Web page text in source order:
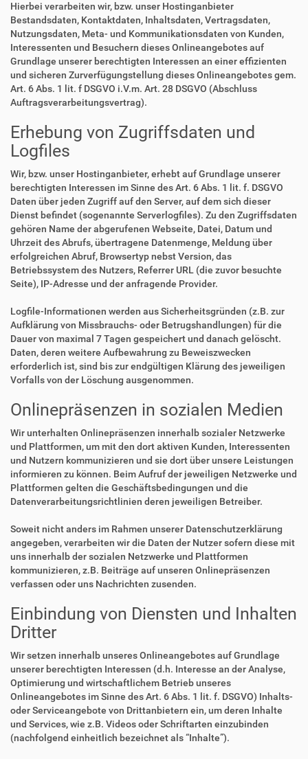
Hierbei verarbeiten wir, bzw. unser Hostinganbieter
Bestandsdaten, Kontaktdaten, Inhaltsdaten, Vertragsdaten,
Nutzungsdaten, Meta- und Kommunikationsdaten von Kunden,
Interessenten und Besuchern dieses Onlineangebotes auf
Grundlage unserer berechtigten Interessen an einer effizienten
und sicheren Zurverfügungstellung dieses Onlineangebotes gem.
Art. 6 Abs. 1 lit. f DSGVO i.V.m. Art. 28 DSGVO (Abschluss
Auftragsverarbeitungsvertrag).
Erhebung von Zugriffsdaten und
Logfiles
Wir, bzw. unser Hostinganbieter, erhebt auf Grundlage unserer
berechtigten Interessen im Sinne des Art. 6 Abs. 1 lit. f. DSGVO
Daten über jeden Zugriff auf den Server, auf dem sich dieser
Dienst befindet (sogenannte Serverlogfiles). Zu den Zugriffsdaten
gehören Name der abgerufenen Webseite, Datei, Datum und
Uhrzeit des Abrufs, übertragene Datenmenge, Meldung über
erfolgreichen Abruf, Browsertyp nebst Version, das
Betriebssystem des Nutzers, Referrer URL (die zuvor besuchte
Seite), IP-Adresse und der anfragende Provider.
Logfile-Informationen werden aus Sicherheitsgründen (z.B. zur
Aufklärung von Missbrauchs- oder Betrugshandlungen) für die
Dauer von maximal 7 Tagen gespeichert und danach gelöscht.
Daten, deren weitere Aufbewahrung zu Beweiszwecken
erforderlich ist, sind bis zur endgültigen Klärung des jeweiligen
Vorfalls von der Löschung ausgenommen.
Onlinepräsenzen in sozialen Medien
Wir unterhalten Onlinepräsenzen innerhalb sozialer Netzwerke
und Plattformen, um mit den dort aktiven Kunden, Interessenten
und Nutzern kommunizieren und sie dort über unsere Leistungen
informieren zu können. Beim Aufruf der jeweiligen Netzwerke und
Plattformen gelten die Geschäftsbedingungen und die
Datenverarbeitungsrichtlinien deren jeweiligen Betreiber.
Soweit nicht anders im Rahmen unserer Datenschutzerklärung
angegeben, verarbeiten wir die Daten der Nutzer sofern diese mit
uns innerhalb der sozialen Netzwerke und Plattformen
kommunizieren, z.B. Beiträge auf unseren Onlinepräsenzen
verfassen oder uns Nachrichten zusenden.
Einbindung von Diensten und Inhalten
Dritter
Wir setzen innerhalb unseres Onlineangebotes auf Grundlage
unserer berechtigten Interessen (d.h. Interesse an der Analyse,
Optimierung und wirtschaftlichem Betrieb unseres
Onlineangebotes im Sinne des Art. 6 Abs. 1 lit. f. DSGVO) Inhalts-
oder Serviceangebote von Drittanbietern ein, um deren Inhalte
und Services, wie z.B. Videos oder Schriftarten einzubinden
(nachfolgend einheitlich bezeichnet als “Inhalte”).